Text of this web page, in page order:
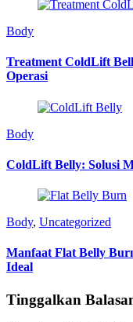
Body
Treatment ColdLift
Operasi
Body
ColdLift Belly: Solusi
Body, Uncategorized
Manfaat Flat Belly
Ideal
Tinggalkan